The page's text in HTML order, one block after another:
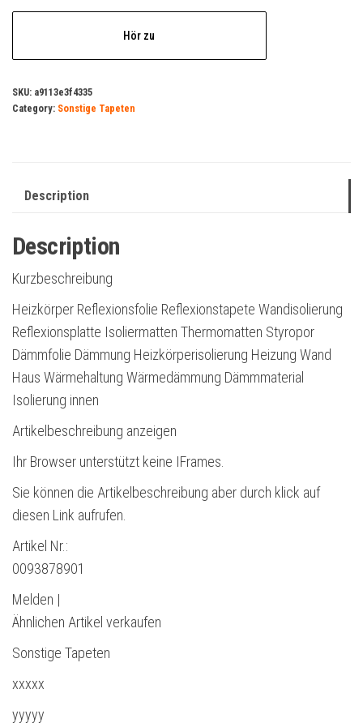
Hör zu
SKU: a9113e3f4335
Category: Sonstige Tapeten
Description
Description
Kurzbeschreibung
Heizkörper Reflexionsfolie Reflexionstapete Wandisolierung
Reflexionsplatte Isoliermatten Thermomatten Styropor
Dämmfolie Dämmung Heizkörperisolierung Heizung Wand
Haus Wärmehaltung Wärmedämmung Dämmmaterial
Isolierung innen
Artikelbeschreibung anzeigen
Ihr Browser unterstützt keine IFrames.
Sie können die Artikelbeschreibung aber durch klick auf
diesen Link aufrufen.
Artikel Nr.:
0093878901
Melden |
Ähnlichen Artikel verkaufen
Sonstige Tapeten
xxxxx
yyyyy